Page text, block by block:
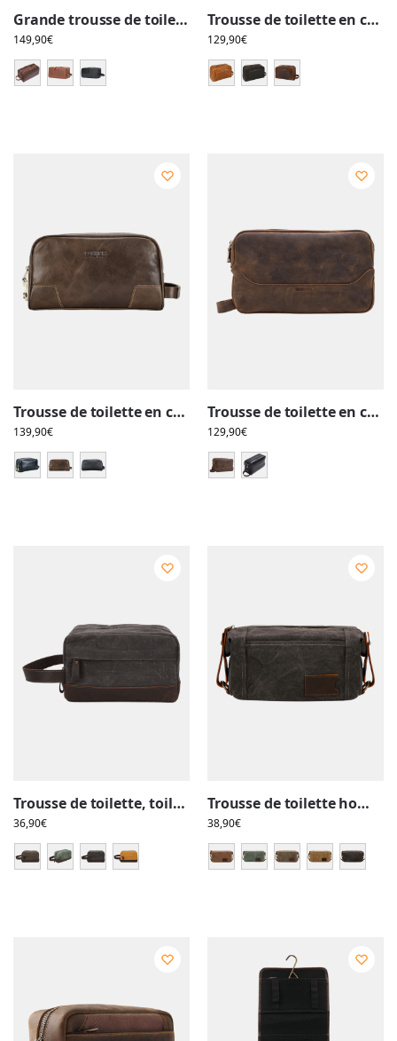
Grande trousse de toilette en cuir triple compartiment avec pochettes et élastiques
149,90€
Trousse de toilette en cuir, avec compartiments et pochettes
129,90€
Trousse de toilette en cuir, avec cadenas de sécurité anti-vol à chiffres, deux compartiments et pochettes
139,90€
Trousse de toilette en cuir, double compartiment, pochettes intérieures, tannage végétal
129,90€
Trousse de toilette, toile, empiècement cuir, compartiments et pochette avant, style brut délavé
36,90€
Trousse de toilette homme, tissu, empiècement cuir, avec compartiments, style brut
38,90€